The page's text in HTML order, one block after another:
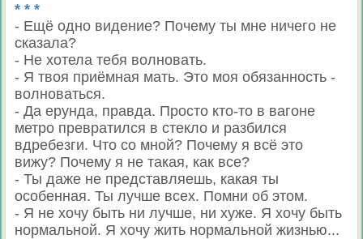
* * *
- Ещё одно видение? Почему ты мне ничего не
сказала?
- Не хотела тебя волновать.
- Я твоя приёмная мать. Это моя обязанность -
волноваться.
- Да ерунда, правда. Просто кто-то в вагоне
метро превратился в стекло и разбился
вдребезги. Что со мной? Почему я всё это
вижу? Почему я не такая, как все?
- Ты даже не представляешь, какая ты
особенная. Ты лучше всех. Помни об этом.
- Я не хочу быть ни лучше, ни хуже. Я хочу быть
нормальной. Я хочу жить нормальной жизнью...